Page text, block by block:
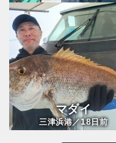
マダイ
三津浜港／18日前